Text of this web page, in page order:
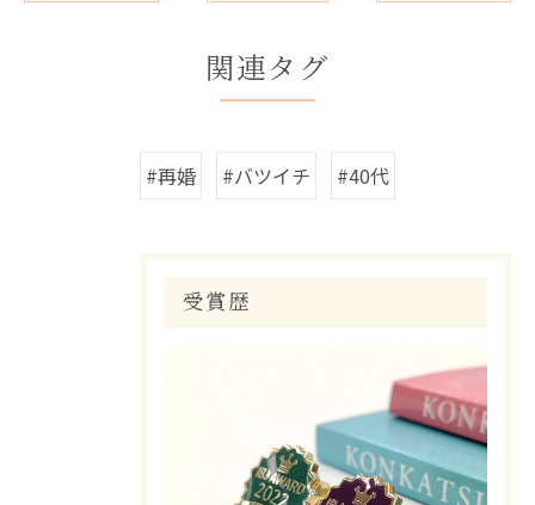
関連タグ
#再婚 #バツイチ #40代
受賞歴